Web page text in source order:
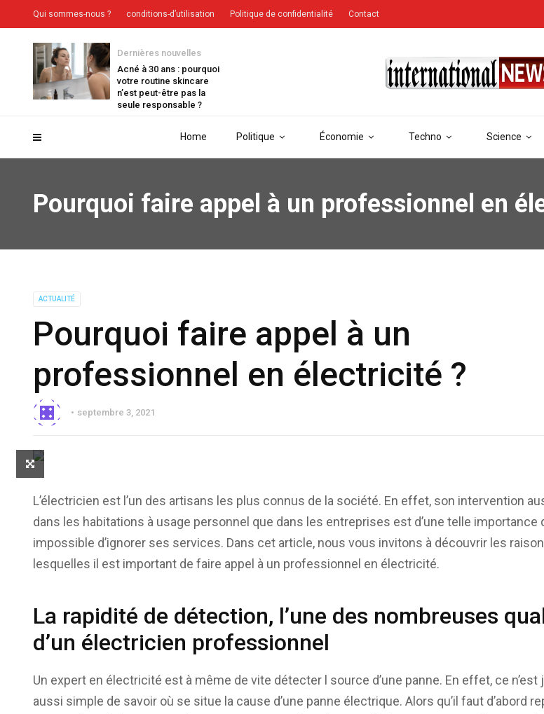
Home Politique Économie Techno Science
Dernières nouvelles
Acné à 30 ans : pourquoi
votre routine skincare
n’est peut-être pas la
seule responsable ?
Qui sommes-nous ? conditions-d’utilisation Politique de confidentialité Contact
Pourquoi faire appel à un professionnel en
ACTUALITÉ
Pourquoi faire appel à un
professionnel en électricité ?
septembre 3, 2021
L’électricien est l’un des artisans les plus connus de la société. En effet, son intervention
dans les habitations à usage personnel que dans les entreprises est d’une telle importance
impossible d’ignorer ses services. Dans cet article, nous vous invitons à découvrir les
lesquelles il est important de faire appel à un professionnel en électricité.
La rapidité de détection, l’une des nombreuses
d’un électricien professionnel
Un expert en électricité est à même de vite détecter l source d’une panne. En effet, ce n’est
aussi simple de savoir où se situe la cause d’une panne électrique. Alors qu’il faut d’abord